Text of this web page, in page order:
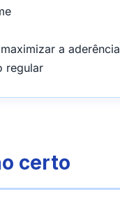
a aderência
regular
certo